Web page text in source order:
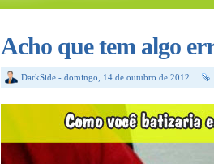
Acho que tem algo
DarkSide - domingo, 14 de outubro de 2012